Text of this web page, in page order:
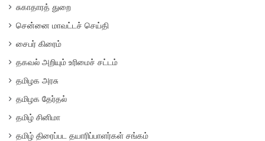
சுகாதாரத் துறை
சென்னை மாவட்டச் செய்தி
சைபர் கிரைம்
தகவல் அறியும் உரிமைச் சட்டம்
தமிழக அரசு
தமிழக தேர்தல்
தமிழ் சினிமா
தமிழ் திரைப்பட தயாரிப்பாளர்கள் சங்கம்